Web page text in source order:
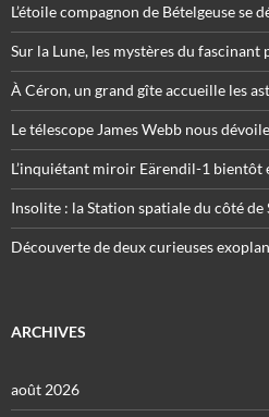
L’étoile compagnon de Bételgeuse se
Sur la Lune, les mystères du fascinant
À Céron, un grand gîte accueille les
Le télescope James Webb nous
L’inquiétant miroir Eärendil-1 bientôt
Insolite : la Station spatiale du côté de
Découverte de deux curieuses
ARCHIVES
août 2026